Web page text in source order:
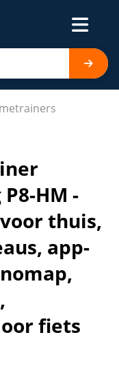
P8-HM -
HM -
thuis,
app-
fiets